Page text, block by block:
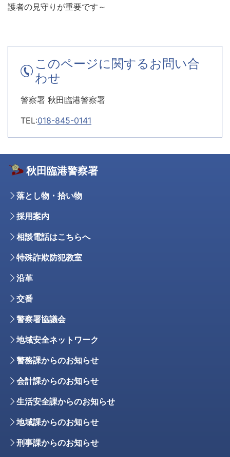
護者の見守りが重要です～
このページに関するお問い合
わせ
警察署 秋田臨港警察署
TEL:018-845-0141
秋田臨港警察署
落とし物・拾い物
採用案内
相談電話はこちらへ
特殊詐欺防犯教室
沿革
交番
警察署協議会
地域安全ネットワーク
警務課からのお知らせ
会計課からのお知らせ
生活安全課からのお知らせ
地域課からのお知らせ
刑事課からのお知らせ